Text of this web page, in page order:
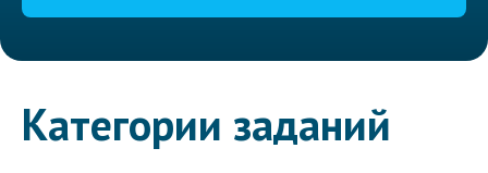
Категории заданий